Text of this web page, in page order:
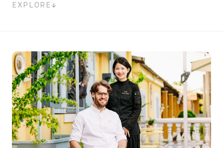
EXPLORE
共1 筆搜尋結果